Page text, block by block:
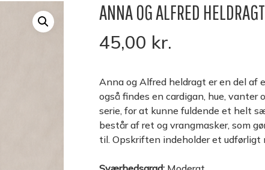
ANNA OG ALFRED HELDRAGT
45,00 kr.
Anna og Alfred heldragt er en del af
også findes en cardigan, hue, vanter
serie, for at kunne fuldende et helt
består af ret og vrangmasker, som
til. Opskriften indeholder et udførligt